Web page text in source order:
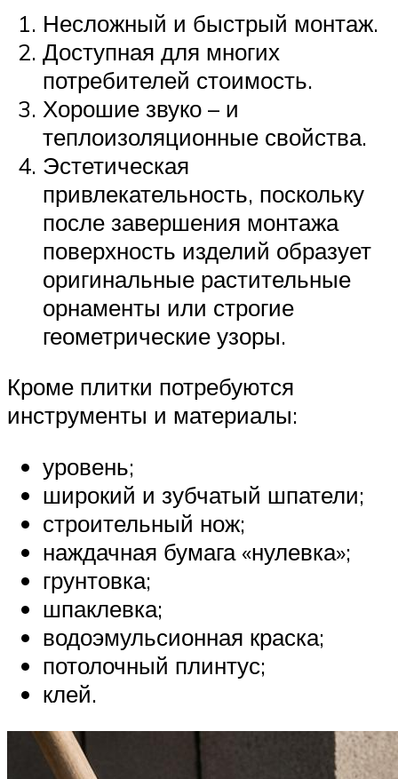
Несложный и быстрый монтаж.
Доступная для многих
потребителей стоимость.
Хорошие звуко – и
теплоизоляционные свойства.
Эстетическая
привлекательность, поскольку
после завершения монтажа
поверхность изделий образует
оригинальные растительные
орнаменты или строгие
геометрические узоры.
Кроме плитки потребуются
инструменты и материалы:
уровень;
широкий и зубчатый шпатели;
строительный нож;
наждачная бумага «нулевка»;
грунтовка;
шпаклевка;
водоэмульсионная краска;
потолочный плинтус;
клей.